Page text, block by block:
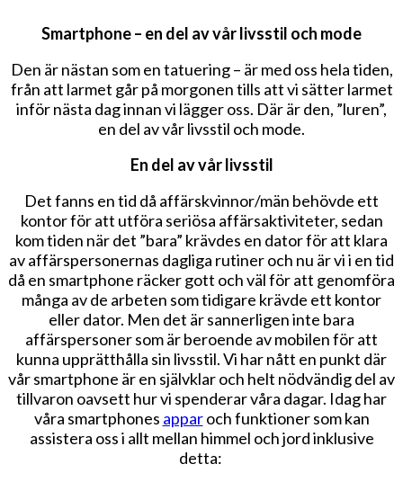
livsstil
mode
Smartphone – en del av vår livsstil och mode
Den är nästan som en tatuering – är med oss hela tiden,
från att larmet går på morgonen tills att vi sätter larmet
inför nästa dag innan vi lägger oss. Där är den, ”luren”,
en del av vår livsstil och mode.
En del av vår livsstil
Det fanns en tid då affärskvinnor/män behövde ett
kontor för att utföra seriösa affärsaktiviteter, sedan
kom tiden när det ”bara” krävdes en dator för att klara
av affärspersonernas dagliga rutiner och nu är vi i en tid
då en smartphone räcker gott och väl för att genomföra
många av de arbeten som tidigare krävde ett kontor
eller dator. Men det är sannerligen inte bara
affärspersoner som är beroende av mobilen för att
kunna upprätthålla sin livsstil. Vi har nått en punkt där
vår smartphone är en självklar och helt nödvändig del av
tillvaron oavsett hur vi spenderar våra dagar. Idag har
våra smartphones apparoch funktioner som kan
assistera oss i allt mellan himmel och jord inklusive
detta: